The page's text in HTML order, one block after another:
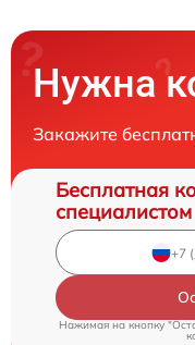
Нужна
Закажите
Бесплатная
специалистом
Нажимая на кнопку